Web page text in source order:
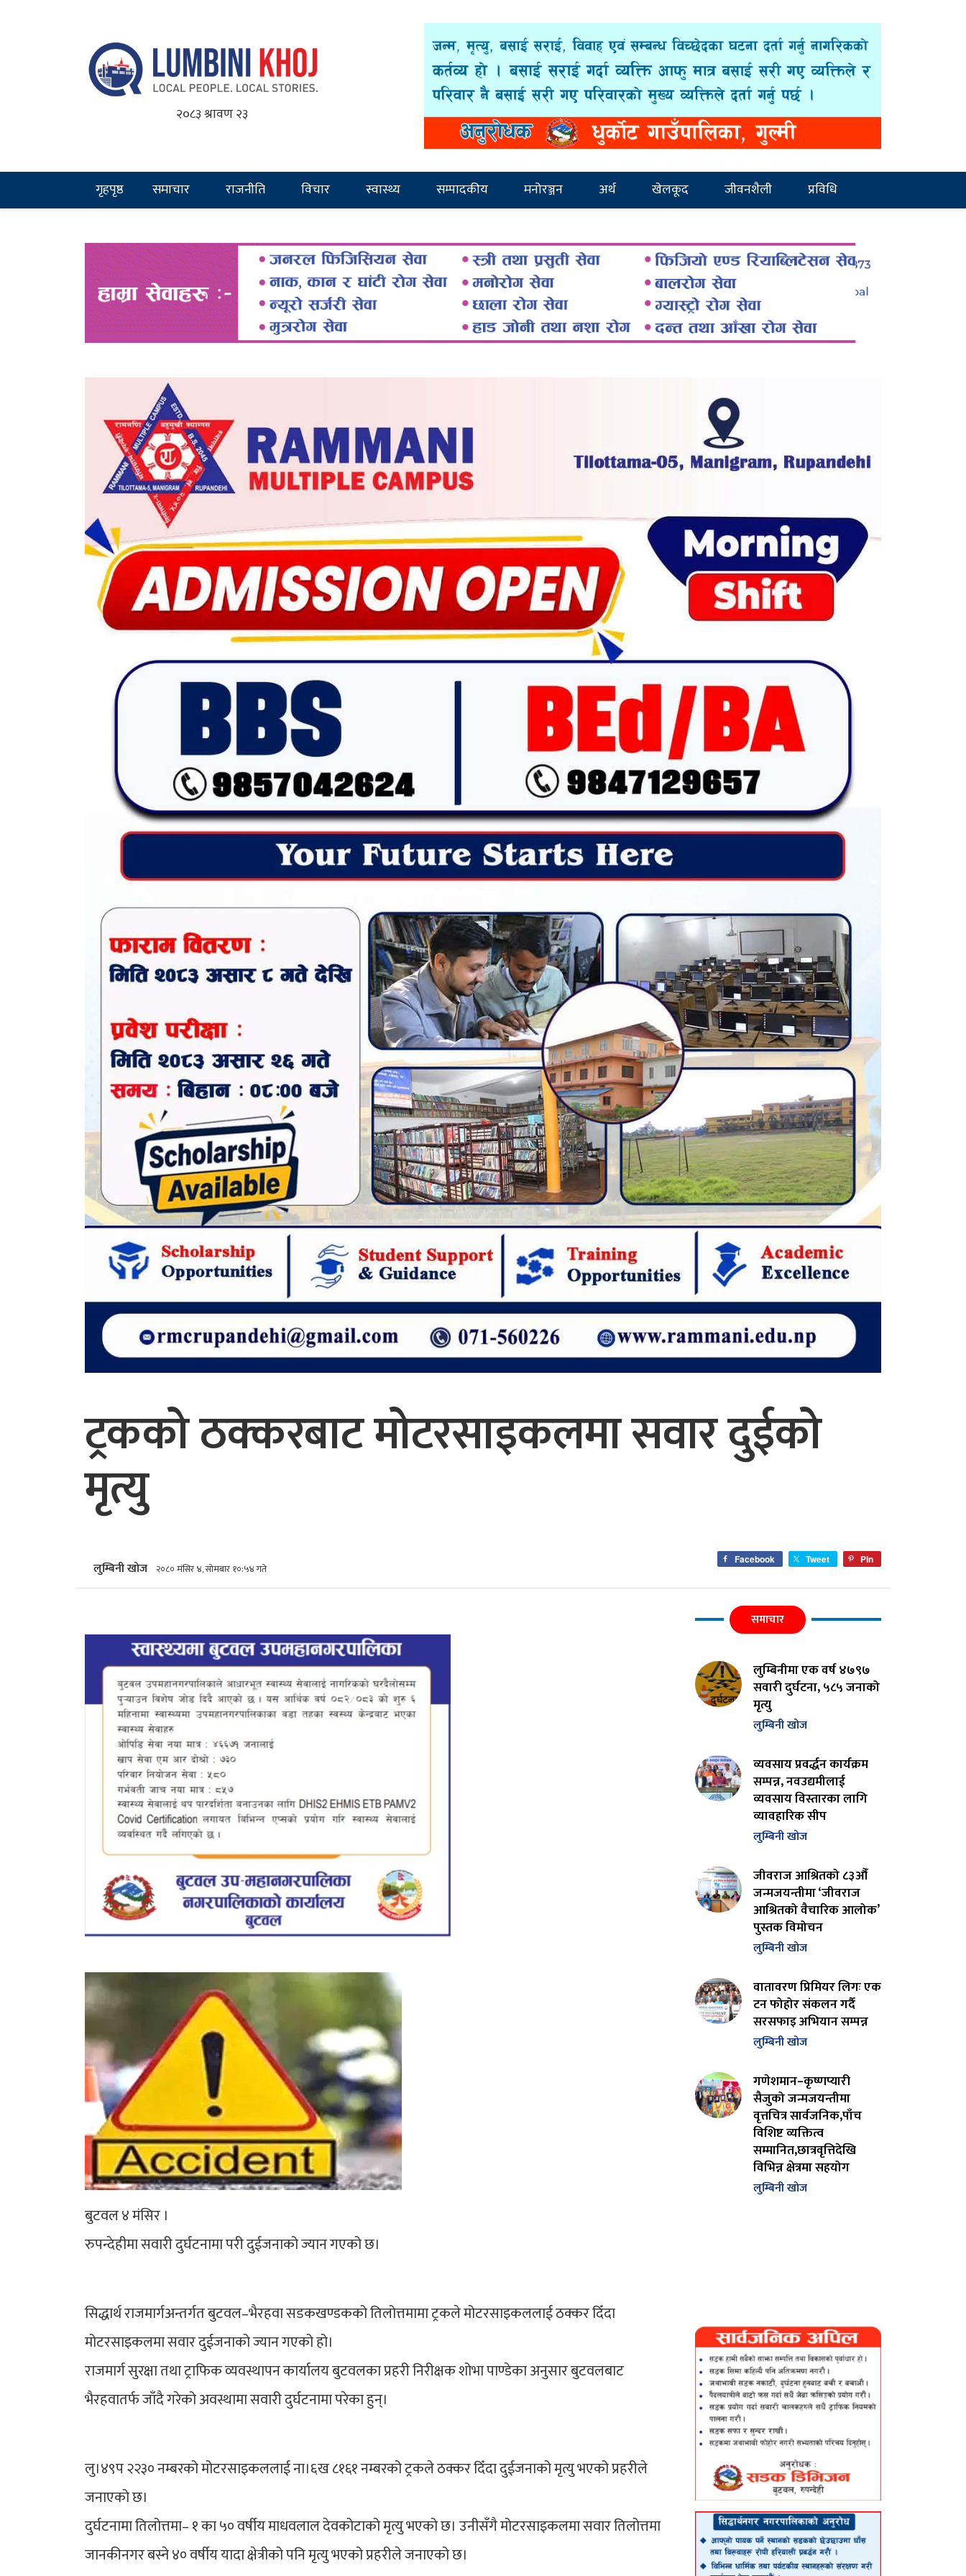
२०८३ श्रावण २३
गृहपृष्ठ समाचार राजनीति विचार स्वास्थ्य सम्पादकीय मनोरञ्जन अर्थ खेलकूद जीवनशैली प्रविधि
ट्रकको ठक्करबाट मोटरसाइकलमा सवार दुईको
मृत्यु
लुम्बिनी खोज २०८० मंसिर ४, सोमबार १०:५४ गते
Facebook Tweet Pin
बुटवल ४ मंसिर ।
रुपन्देहीमा सवारी दुर्घटनामा परी दुईजनाको ज्यान गएको छ।
सिद्धार्थ राजमार्गअन्तर्गत बुटवल–भैरहवा सडकखण्डकको तिलोत्तमामा ट्रकले मोटरसाइकललाई ठक्कर दिँदा
मोटरसाइकलमा सवार दुईजनाको ज्यान गएको हो।
राजमार्ग सुरक्षा तथा ट्राफिक व्यवस्थापन कार्यालय बुटवलका प्रहरी निरीक्षक शोभा पाण्डेका अनुसार बुटवलबाट
भैरहवातर्फ जाँदै गरेको अवस्थामा सवारी दुर्घटनामा परेका हुन्।
लु।४९प २२३० नम्बरको मोटरसाइकललाई ना।६ख ८१६१ नम्बरको ट्रकले ठक्कर दिँदा दुईजनाको मृत्यु भएको प्रहरीले
जनाएको छ।
दुर्घटनामा तिलोत्तमा– १ का ५० वर्षीय माधवलाल देवकोटाको मृत्यु भएको छ। उनीसँगै मोटरसाइकलमा सवार तिलोत्तमा
जानकीनगर बस्ने ४० वर्षीय यादा क्षेत्रीको पनि मृत्यु भएको प्रहरीले जनाएको छ।
समाचार
लुम्बिनीमा एक वर्ष ४७९७
सवारी दुर्घटना, ५८५ जनाको
मृत्यु
लुम्बिनी खोज
व्यवसाय प्रवर्द्धन कार्यक्रम
सम्पन्न, नवउद्यमीलाई
व्यवसाय विस्तारका लागि
व्यावहारिक सीप
लुम्बिनी खोज
जीवराज आश्रितको ८३औँ
जन्मजयन्तीमा ‘जीवराज
आश्रितको वैचारिक आलोक’
पुस्तक विमोचन
लुम्बिनी खोज
वातावरण प्रिमियर लिगः एक
टन फोहोर संकलन गर्दै
सरसफाइ अभियान सम्पन्न
लुम्बिनी खोज
गणेशमान–कृष्णप्यारी
सैजुको जन्मजयन्तीमा
वृत्तचित्र सार्वजनिक,पाँच
विशिष्ट व्यक्तित्व
सम्मानित,छात्रवृत्तिदेखि
विभिन्न क्षेत्रमा सहयोग
लुम्बिनी खोज